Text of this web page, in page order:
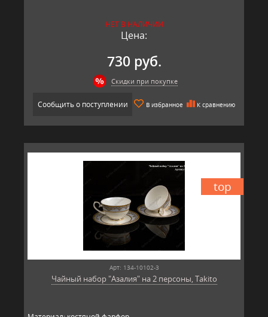
НЕТ В НАЛИЧИИ
Цена:
730 руб.
Скидки при покупке
Сообщить о поступлении В избранное К сравнению
top
Арт: 134-10102-3
Чайный набор "Азалия" на 2 персоны, Takito